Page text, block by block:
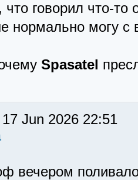
что говорил что-
нормально могу с
Spasatel
Jun 2026 22:51
вечером